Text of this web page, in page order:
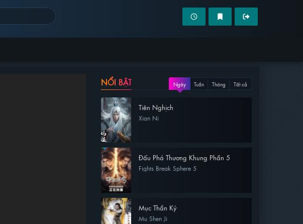
NỔI BẬT Ngày Tuần Tháng Tất cả
Tiên Nghịch
Xian Ni
Đấu Phá Thương Khung Phần 5
Fights Break Sphere 5
Mục Thần Ký
Mu Shen Ji